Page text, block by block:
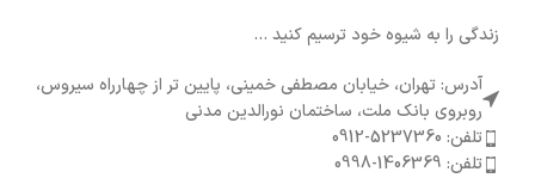
زندگی را به شیوه خود ترسیم کنید ...
آدرس: تهران، خیابان مصطفی خمینی، پایین تر از چهارراه سیروس،
روبروی بانک ملت، ساختمان نورالدین مدنی
تلفن: 5237360-0912
تلفن: 1406369-0998